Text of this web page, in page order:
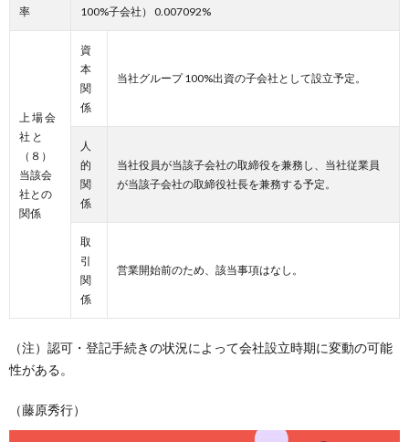
率
100%子会社） 0.007092%
上 場 会
社 と
（８）
当該会
社との
関係
資
本
関
係
当社グループ 100%出資の子会社として設立予定。
人
的
関
係
当社役員が当該子会社の取締役を兼務し、当社従業員
が当該子会社の取締役社長を兼務する予定。
取
引
関
係
営業開始前のため、該当事項はなし。
（注）認可・登記手続きの状況によって会社設立時期に変動の可能
性がある。
（藤原秀行）